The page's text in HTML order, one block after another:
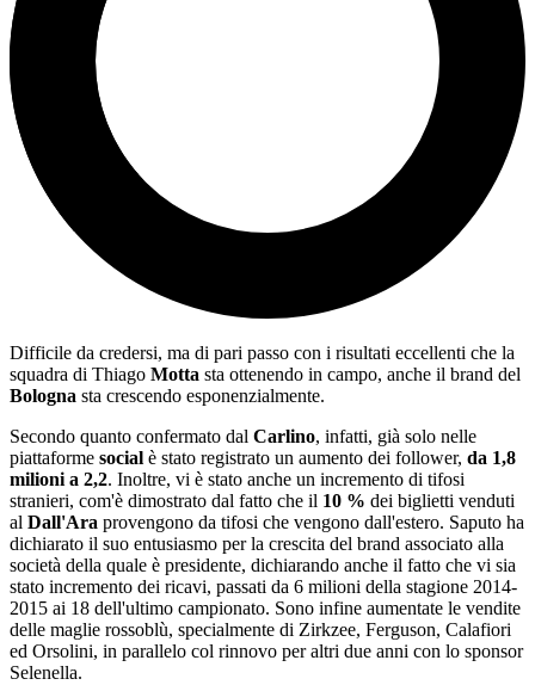
Difficile da credersi, ma di pari passo con i risultati eccellenti che la
squadra di Thiago Motta sta ottenendo in campo, anche il brand del
Bologna sta crescendo esponenzialmente.
Secondo quanto confermato dal Carlino, infatti, già solo nelle
piattaforme social è stato registrato un aumento dei follower, da 1,8
milioni a 2,2. Inoltre, vi è stato anche un incremento di tifosi
stranieri, com'è dimostrato dal fatto che il 10 % dei biglietti venduti
al Dall'Ara provengono da tifosi che vengono dall'estero. Saputo ha
dichiarato il suo entusiasmo per la crescita del brand associato alla
società della quale è presidente, dichiarando anche il fatto che vi sia
stato incremento dei ricavi, passati da 6 milioni della stagione 2014-
2015 ai 18 dell'ultimo campionato. Sono infine aumentate le vendite
delle maglie rossoblù, specialmente di Zirkzee, Ferguson, Calafiori
ed Orsolini, in parallelo col rinnovo per altri due anni con lo sponsor
Selenella.